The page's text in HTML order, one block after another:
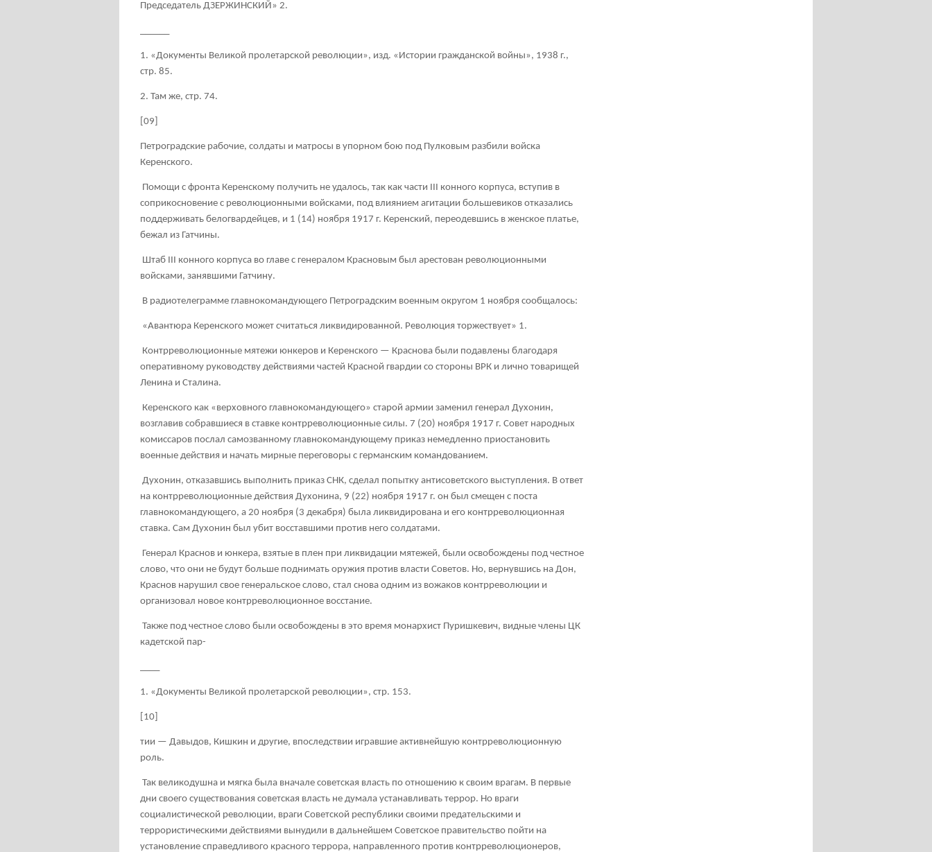
Председатель ДЗЕРЖИНСКИЙ» 2.
1. «Документы Великой пролетарской революции», изд. «Истории гражданской войны», 1938 г.,
стр. 85.
2. Там же, стр. 74.
[09]
Петроградские рабочие, солдаты и матросы в упорном бою под Пулковым разбили войска
Керенского.
Помощи с фронта Керенскому получить не удалось, так как части III конного корпуса, вступив в
соприкосновение с революционными войсками, под влиянием агитации большевиков отказались
поддерживать белогвардейцев, и 1 (14) ноября 1917 г. Керенский, переодевшись в женское платье,
бежал из Гатчины.
Штаб III конного корпуса во главе с генералом Красновым был арестован революционными
войсками, занявшими Гатчину.
В радиотелеграмме главнокомандующего Петроградским военным округом 1 ноября сообщалось:
«Авантюра Керенского может считаться ликвидированной. Революция торжествует» 1.
Контрреволюционные мятежи юнкеров и Керенского — Краснова были подавлены благодаря
оперативному руководству действиями частей Красной гвардии со стороны ВРК и лично товарищей
Ленина и Сталина.
Керенского как «верховного главнокомандующего» старой армии заменил генерал Духонин,
возглавив собравшиеся в ставке контрреволюционные силы. 7 (20) ноября 1917 г. Совет народных
комиссаров послал самозванному главнокомандующему приказ немедленно приостановить
военные действия и начать мирные переговоры с германским командованием.
Духонин, отказавшись выполнить приказ СНК, сделал попытку антисоветского выступления. В ответ
на контрреволюционные действия Духонина, 9 (22) ноября 1917 г. он был смещен с поста
главнокомандующего, а 20 ноября (3 декабря) была ликвидирована и его контрреволюционная
ставка. Сам Духонин был убит восставшими против него солдатами.
Генерал Краснов и юнкера, взятые в плен при ликвидации мятежей, были освобождены под честное
слово, что они не будут больше поднимать оружия против власти Советов. Но, вернувшись на Дон,
Краснов нарушил свое генеральское слово, стал снова одним из вожаков контрреволюции и
организовал новое контрреволюционное восстание.
Также под честное слово были освобождены в это время монархист Пуришкевич, видные члены ЦК
кадетской пар-
1. «Документы Великой пролетарской революции», стр. 153.
[10]
тии — Давыдов, Кишкин и другие, впоследствии игравшие активнейшую контрреволюционную
роль.
Так великодушна и мягка была вначале советская власть по отношению к своим врагам. В первые
дни своего существования советская власть не думала устанавливать террор. Но враги
социалистической революции, враги Советской республики своими предательскими и
террористическими действиями вынудили в дальнейшем Советское правительство пойти на
установление справедливого красного террора, направленного против контрреволюционеров,